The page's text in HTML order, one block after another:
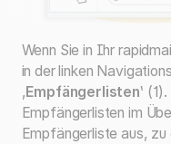
Wenn Sie in Ihr
in der linken
,Empfängerlisten‛
Empfängerlisten im
Empfängerliste aus, zu